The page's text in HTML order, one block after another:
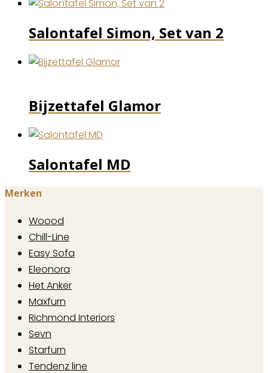
Salontafel Simon, Set van 2
Bijzettafel Glamor
Salontafel MD
Merken
Woood
Chill-Line
Easy Sofa
Eleonora
Het Anker
Maxfurn
Richmond Interiors
Sevn
Starfurn
Tendenz line